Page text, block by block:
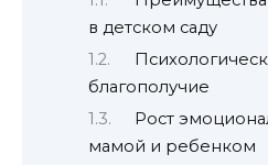
в детском саду
благополучие
Рост
мамой и ребенком